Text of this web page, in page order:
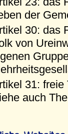
der
30: das
von
31: freie
auch